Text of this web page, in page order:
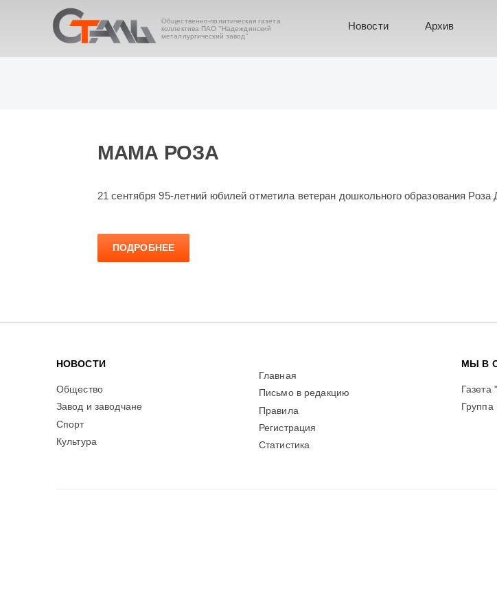
Общественно-политическая газета
коллектива ПАО "Надеждинский
металлургический завод"
Новости Архив
МАМА РОЗА
21 сентября 95-летний юбилей отметила ветеран дошкольного образования Роза
ПОДРОБНЕЕ
НОВОСТИ
Общество
Завод и заводчане
Спорт
Культура
Главная
Письмо в редакцию
Правила
Регистрация
Статистика
МЫ В
Газета